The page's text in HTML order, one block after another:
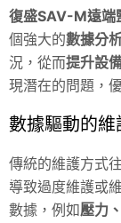
復盛SAV-M遠端
個強大的數據分
況，從而提升設
現潛在的問題，
數據驅動的維
傳統的維護方式
導致過度維護或
數據，例如壓力